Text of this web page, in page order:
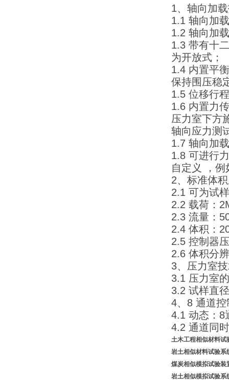
1、轴向加
1.1 轴向加
1.2 轴向加
1.3 带有十
为开放式；
1.4 内置平
保持围压稳
1.5 位移行
1.6 内置力
压力室下方
轴向应力测
1.7 轴向加
1.8 可进行
自定义 ，
2、标准体
2.1 可为试
2.2 载荷：
2.3 流量：
2.4 体积：
2.5 控制器
2.6 体积分
3、压力室
3.1 压力室
3.2 试样直
4、8 通道
4.1 动态：8
4.2 通道同
土木工程相似材料试
岩土相似材料试验系
煤炭相似模拟试验装
岩土相似模拟试验系